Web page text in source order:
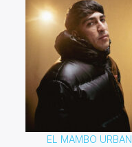
EL MAMBO